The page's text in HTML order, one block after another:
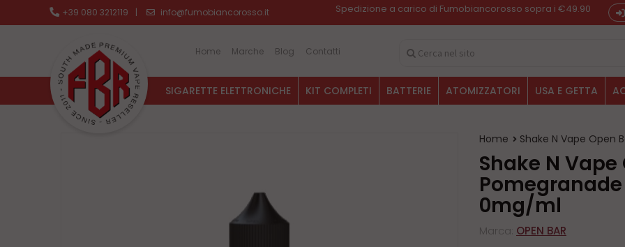
+39 080 3212119 | info@fumobiancorosso.it Spedizione a carico di Fumobiancorosso sopra i €49.90
Home Marche Blog Contatti
SIGARETTE ELETTRONICHE KIT COMPLETI BATTERIE ATOMIZZATORI USA E GETTA
Home Shake N Vape Open
Shake N Vape Open Bar
0mg/ml
Marca: OPEN BAR